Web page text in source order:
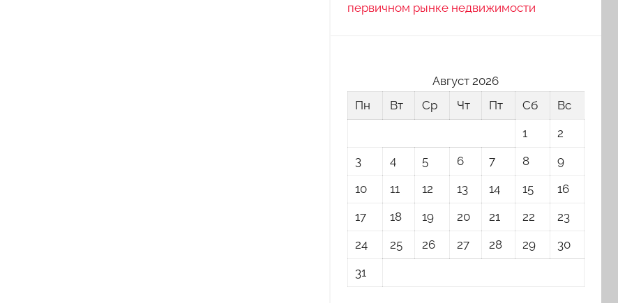
первичном рынке недвижимости
Август 2026
Пн
Вт Ср Чт Пт Сб
Вс
1
2
3
4 5 6 7 8
9
10
11 12 13 14 15
16
17
18 19 20 21 22
23
24
25 26 27 28 29
30
31